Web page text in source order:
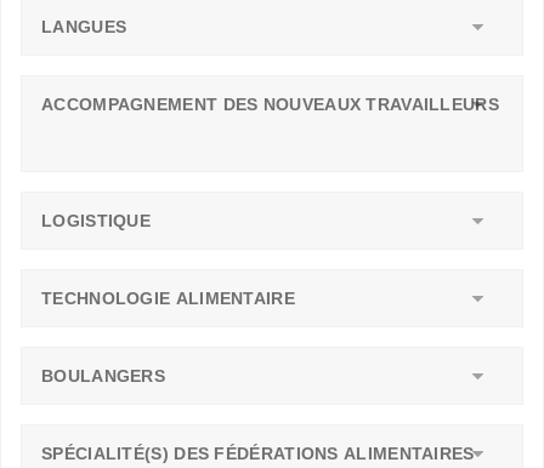
LANGUES
ACCOMPAGNEMENT DES NOUVEAUX TRAVAILLEURS
LOGISTIQUE
TECHNOLOGIE ALIMENTAIRE
BOULANGERS
SPÉCIALITÉ(S) DES FÉDÉRATIONS ALIMENTAIRES